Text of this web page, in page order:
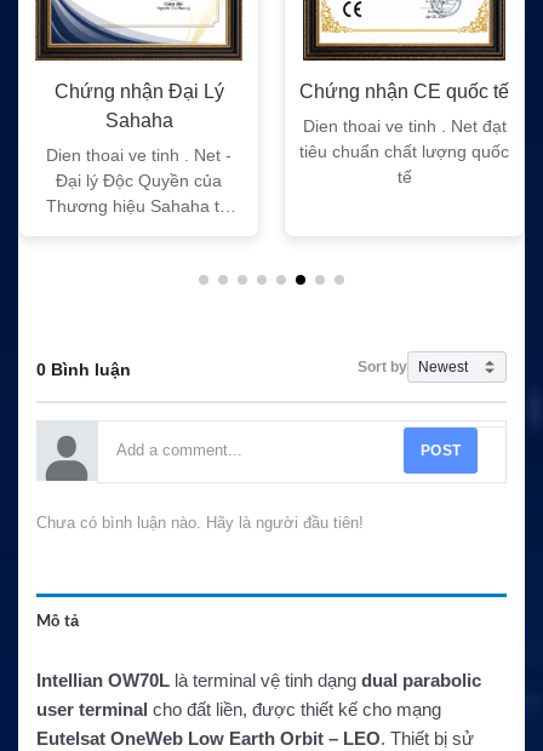
Chứng nhận Đại Lý
Sahaha
Dien thoai ve tinh . Net -
Đại lý Độc Quyền của
Thương hiệu Sahaha tại
Chứng nhận CE quốc tế
Dien thoai ve tinh . Net đạt
tiêu chuẩn chất lượng quốc
tế
0 Bình luận Sort by
POST
Chưa có bình luận nào. Hãy là người đầu tiên!
Mô tả
Intellian OW70L là terminal vệ tinh dạng dual parabolic
user terminal cho đất liền, được thiết kế cho mạng
Eutelsat OneWeb Low Earth Orbit – LEO. Thiết bị sử